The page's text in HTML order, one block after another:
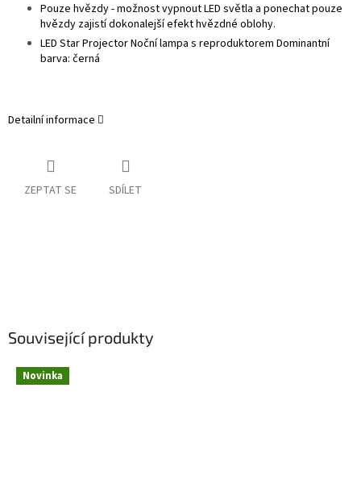
Pouze hvězdy - možnost vypnout LED světla a ponechat pouze
hvězdy zajistí dokonalejší efekt hvězdné oblohy.
LED Star Projector Noční lampa s reproduktorem Dominantní
barva: černá
Detailní informace
ZEPTAT SE SDÍLET
Související produkty
Novinka